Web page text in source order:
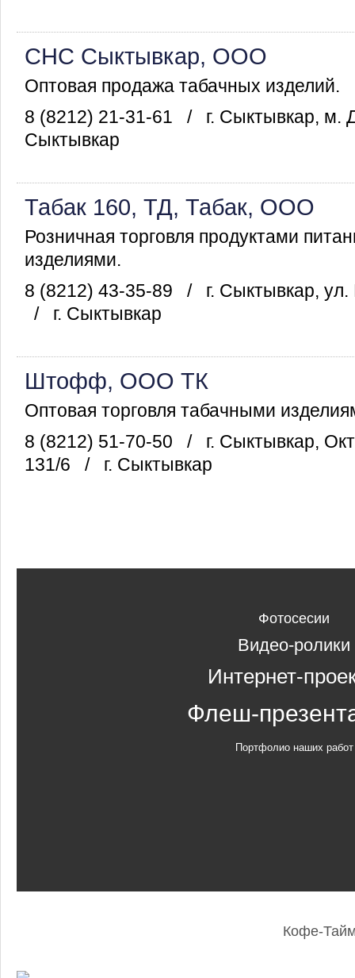
СНС Сыктывкар, ООО
Оптовая продажа табачных изделий.
8 (8212) 21-31-61
/
г. Сыктывкар, м.
Сыктывкар
Табак 160, ТД, Табак, ООО
Розничная торговля продуктами
изделиями.
8 (8212) 43-35-89
/
г. Сыктывкар,
/
г. Сыктывкар
Штофф, ООО ТК
Оптовая торговля табачными
8 (8212) 51-70-50
/
г. Сыктывкар,
131/6
/ г. Сыктывкар
Фотосесии
Видео-ролики
Интернет-
Флеш-
Портфолио наших работ
Кофе-